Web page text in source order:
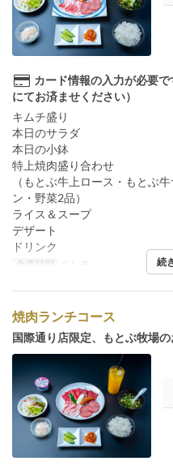
カード情報の入力が必要
にてお済ませください）
キムチ盛り
本日のサラダ
本日の小鉢
特上焼肉盛り合わせ
（もとぶ牛上ロース・もとぶ
ン・野菜2品）
ライス＆スープ
デザート
ドリンク
食事時間 ランチ 続
焼肉ランチコース
国際通り店限定、もとぶ牧場の